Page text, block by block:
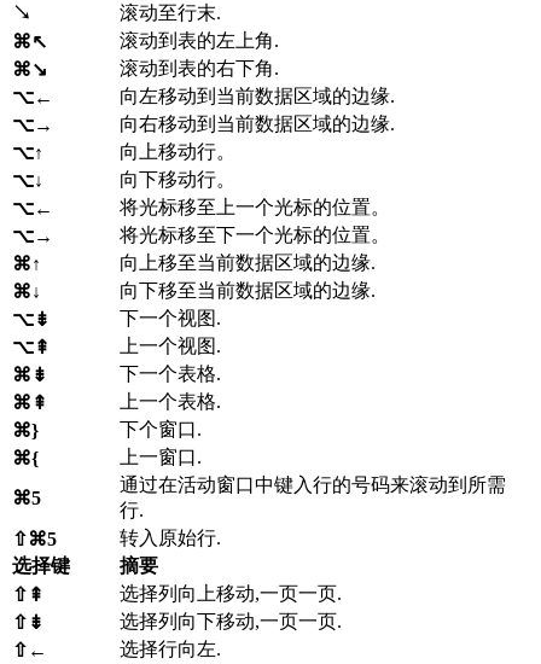
↘
滚动至行末.
⌘↖
滚动到表的左上角.
⌘↘
滚动到表的右下角.
⌥←
向左移动到当前数据区域的边缘.
⌥→
向右移动到当前数据区域的边缘.
⌥↑
向上移动行。
⌥↓
向下移动行。
⌥←
将光标移至上一个光标的位置。
⌥→
将光标移至下一个光标的位置。
⌘↑
向上移至当前数据区域的边缘.
⌘↓
向下移至当前数据区域的边缘.
⌥⇟
下一个视图.
⌥⇞
上一个视图.
⌘⇟
下一个表格.
⌘⇞
上一个表格.
⌘}
下个窗口.
⌘{
上一窗口.
⌘5
通过在活动窗口中键入行的号码来滚动到所需
行.
⇧⌘5
转入原始行.
选择键
摘要
⇧⇞
选择列向上移动,一页一页.
⇧⇟
选择列向下移动,一页一页.
⇧←
选择行向左.